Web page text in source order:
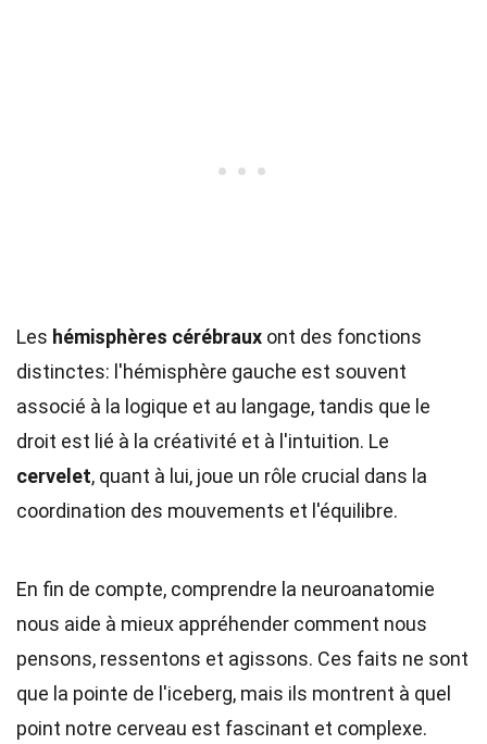
Les hémisphères cérébraux ont des fonctions
distinctes: l'hémisphère gauche est souvent
associé à la logique et au langage, tandis que le
droit est lié à la créativité et à l'intuition. Le
cervelet, quant à lui, joue un rôle crucial dans la
coordination des mouvements et l'équilibre.
En fin de compte, comprendre la neuroanatomie
nous aide à mieux appréhender comment nous
pensons, ressentons et agissons. Ces faits ne sont
que la pointe de l'iceberg, mais ils montrent à quel
point notre cerveau est fascinant et complexe.